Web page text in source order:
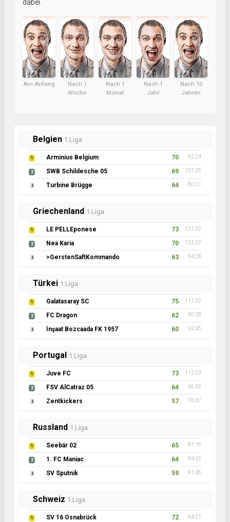
dabei.
Am Anfang
Nach 1
Woche
Nach 1
Monat
Nach 1
Jahr
Nach 10
Jahren
Belgien 1.Liga
1 Arminius Belgium 70 92:24
2 SWB Schildesche 05 69 107:25
3 Turbine Brügge 64 80:21
Griechenland 1.Liga
1 LE PELLEponese 73 127:22
2 Nea Karia 70 123:27
3 >GerstenSaftKommando 63 94:28
Türkei 1.Liga
1 Galatasaray SC 75 117:22
2 FC Dragon 62 90:28
3 İnşaat Bozcaada FK 1957 60 92:36
Portugal 1.Liga
1 Juve FC 73 112:23
2 FSV AlCatraz 05 64 96:32
3 Zentkickers 57 78:37
Russland 1.Liga
1 Seebär 02 65 87:16
2 1. FC Maniac 64 94:25
3 SV Sputnik 59 91:26
Schweiz 1.Liga
1 SV 16 Osnabrück 72 94:21